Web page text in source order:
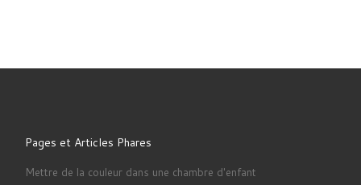
Pages et Articles Phares
Mettre de la couleur dans une chambre d'enfant